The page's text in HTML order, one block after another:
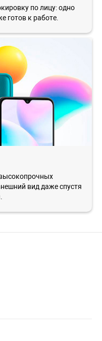
по лицу: одно
готов к работе.
вид даже спустя